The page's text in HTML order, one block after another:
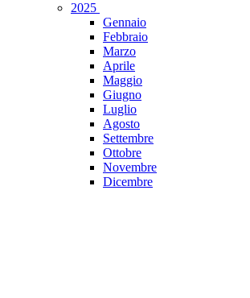
2025
Gennaio
Febbraio
Marzo
Aprile
Maggio
Giugno
Luglio
Agosto
Settembre
Ottobre
Novembre
Dicembre